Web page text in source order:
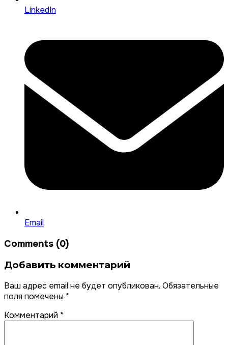
LinkedIn
Email
Comments (0)
Добавить комментарий
Ваш адрес email не будет опубликован. Обязательные
поля помечены *
Комментарий *